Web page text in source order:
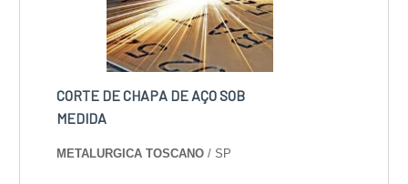
CORTE DE CHAPA DE AÇO SOB
MEDIDA
METALURGICA TOSCANO / SP